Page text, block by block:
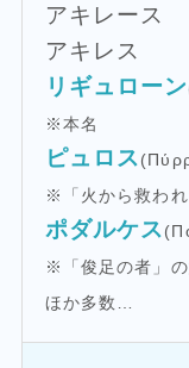
アキレース
アキレス
リギュローン
※本名
ピュロス
※「火から救わ
ポダルケス
※「俊足の者」
ほか多数…